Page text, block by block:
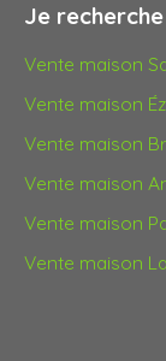
Je
Vente maison
Vente maison
Vente maison
Vente maison
Vente maison
Vente maison